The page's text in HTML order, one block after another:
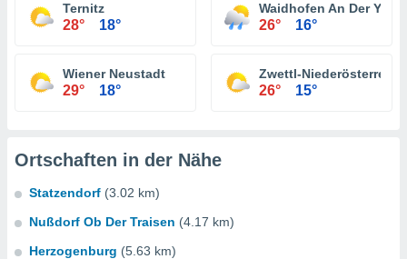
Ternitz
28° 18°
Waidhofen An Der Ybbs
26° 16°
Wiener Neustadt
29° 18°
Zwettl-Niederösterreich
26° 15°
Ortschaften in der Nähe
Statzendorf (3.02 km)
Nußdorf Ob Der Traisen (4.17 km)
Herzogenburg (5.63 km)